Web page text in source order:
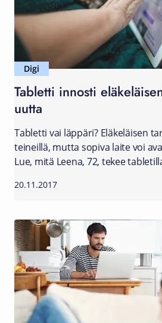
Digi
Tabletti innosti
uutta
Tabletti vai läppäri? Eläkeläisen
teineillä, mutta sopiva laite voi
Lue, mitä Leena, 72, tekee
20.11.2017